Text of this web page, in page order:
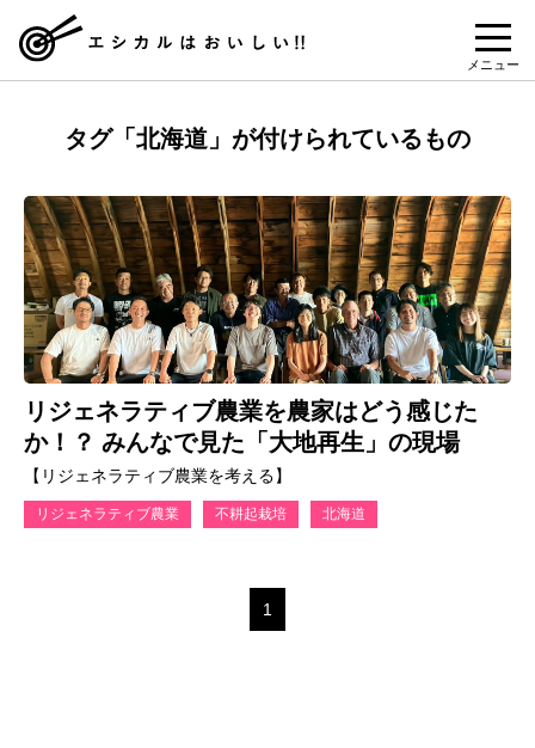
メニュー
タグ「北海道」が付けられているもの
リジェネラティブ農業を農家はどう感じた
か！？ みんなで見た「大地再生」の現場
【リジェネラティブ農業を考える】
リジェネラティブ農業 不耕起栽培 北海道
1